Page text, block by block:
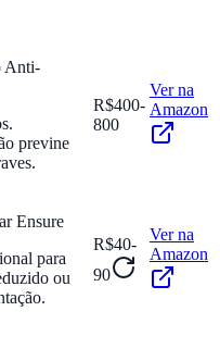
Anti-
previne
R$400-
800
Ver na
Amazon
Ensure
para
ou
R$40-
90
Ver na
Amazon